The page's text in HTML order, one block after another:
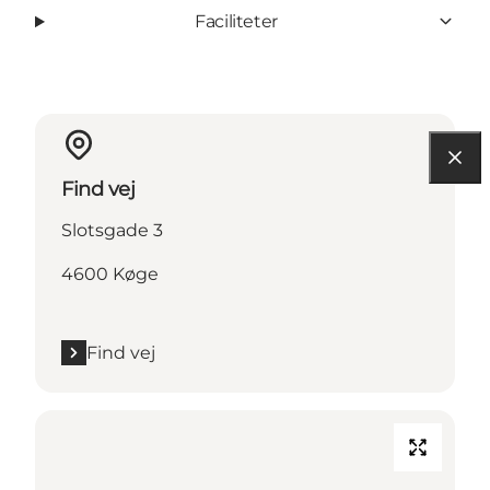
Faciliteter
Find vej
Slotsgade 3
4600 Køge
Find vej